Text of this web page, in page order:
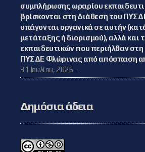
συμπλήρωσης ωραρίου
βρίσκονται στη Διάθεση του
υπάγονται οργανικά σε αυτήν
μετάταξης ή διορισμού), αλλά και
εκπαιδευτικών που περιήλθαν στη
ΠΥΣΔΕ Φλώρινας από απόσπαση
31 Ιουλίου, 2026 -
Δημόσια άδεια